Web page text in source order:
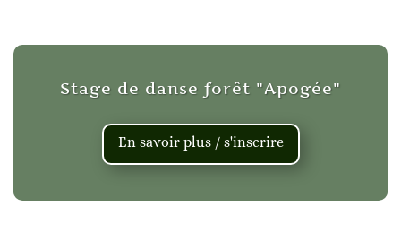
Stage de danse forêt "Apogée"
En savoir plus / s'inscrire